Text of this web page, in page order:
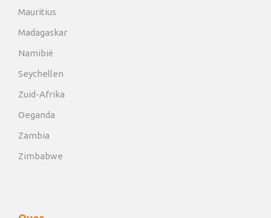
Mauritius
Madagaskar
Namibië
Seychellen
Zuid-Afrika
Oeganda
Zambia
Zimbabwe